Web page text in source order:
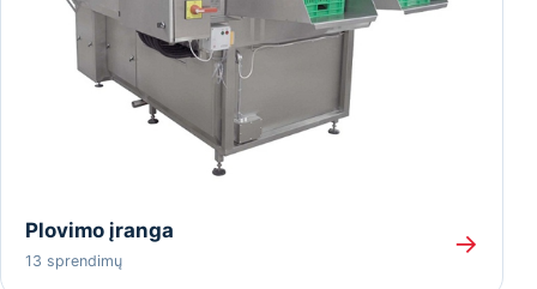
Plovimo įranga
13 sprendimų
→